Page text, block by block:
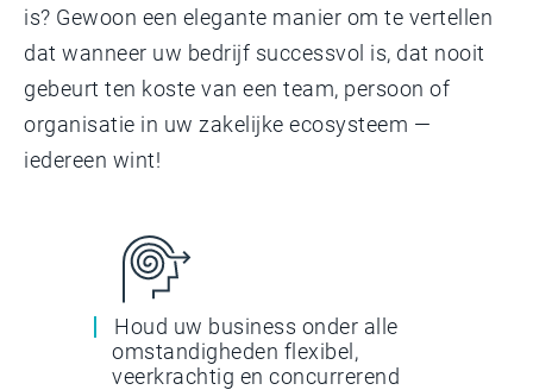
is? Gewoon een elegante manier om te vertellen
dat wanneer uw bedrijf successvol is, dat nooit
gebeurt ten koste van een team, persoon of
organisatie in uw zakelijke ecosysteem —
iedereen wint!
Houd uw business onder alle
omstandigheden flexibel,
veerkrachtig en concurrerend